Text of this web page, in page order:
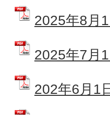
2025年8月
2025年7月
202年6月1